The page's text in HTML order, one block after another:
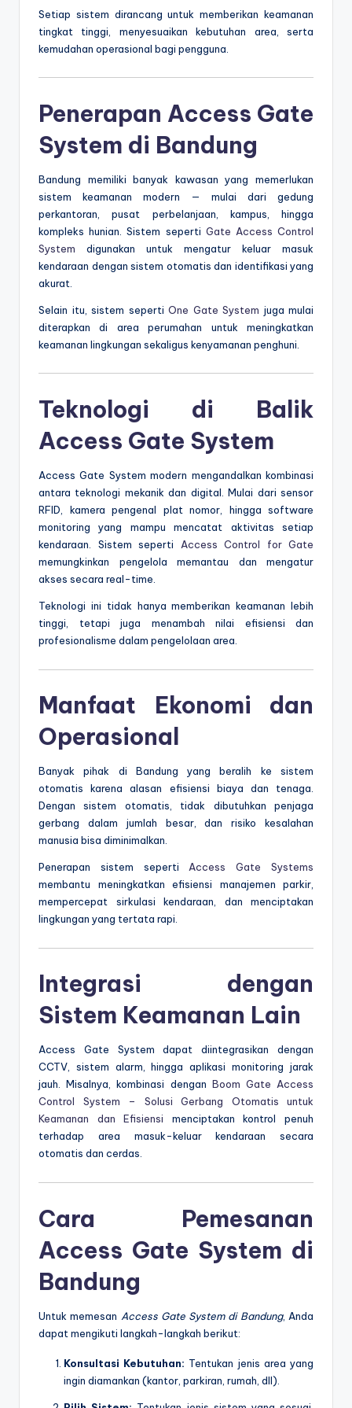
Setiap sistem dirancang untuk memberikan keamanan
tingkat tinggi, menyesuaikan kebutuhan area, serta
kemudahan operasional bagi pengguna.
Penerapan Access Gate
System di Bandung
Bandung memiliki banyak kawasan yang memerlukan
sistem keamanan modern — mulai dari gedung
perkantoran, pusat perbelanjaan, kampus, hingga
kompleks hunian. Sistem seperti Gate Access Control
System digunakan untuk mengatur keluar masuk
kendaraan dengan sistem otomatis dan identifikasi yang
akurat.
Selain itu, sistem seperti One Gate System juga mulai
diterapkan di area perumahan untuk meningkatkan
keamanan lingkungan sekaligus kenyamanan penghuni.
Teknologi di Balik
Access Gate System
Access Gate System modern mengandalkan kombinasi
antara teknologi mekanik dan digital. Mulai dari sensor
RFID, kamera pengenal plat nomor, hingga software
monitoring yang mampu mencatat aktivitas setiap
kendaraan. Sistem seperti Access Control for Gate
memungkinkan pengelola memantau dan mengatur
akses secara real-time.
Teknologi ini tidak hanya memberikan keamanan lebih
tinggi, tetapi juga menambah nilai efisiensi dan
profesionalisme dalam pengelolaan area.
Manfaat Ekonomi dan
Operasional
Banyak pihak di Bandung yang beralih ke sistem
otomatis karena alasan efisiensi biaya dan tenaga.
Dengan sistem otomatis, tidak dibutuhkan penjaga
gerbang dalam jumlah besar, dan risiko kesalahan
manusia bisa diminimalkan.
Penerapan sistem sepertiAccess Gate Systems
membantu meningkatkan efisiensi manajemen parkir,
mempercepat sirkulasi kendaraan, dan menciptakan
lingkungan yang tertata rapi.
Integrasi dengan
Sistem Keamanan Lain
Access Gate System dapat diintegrasikan dengan
CCTV, sistem alarm, hingga aplikasi monitoring jarak
jauh. Misalnya, kombinasi dengan Boom Gate Access
Control System – Solusi Gerbang Otomatis untuk
Keamanan dan Efisiensi menciptakan kontrol penuh
terhadap area masuk-keluar kendaraan secara
otomatis dan cerdas.
Cara Pemesanan
Access Gate System di
Bandung
Untuk memesan Access Gate System di Bandung, Anda
dapat mengikuti langkah-langkah berikut:
Konsultasi Kebutuhan: Tentukan jenis area yang
ingin diamankan (kantor, parkiran, rumah, dll).